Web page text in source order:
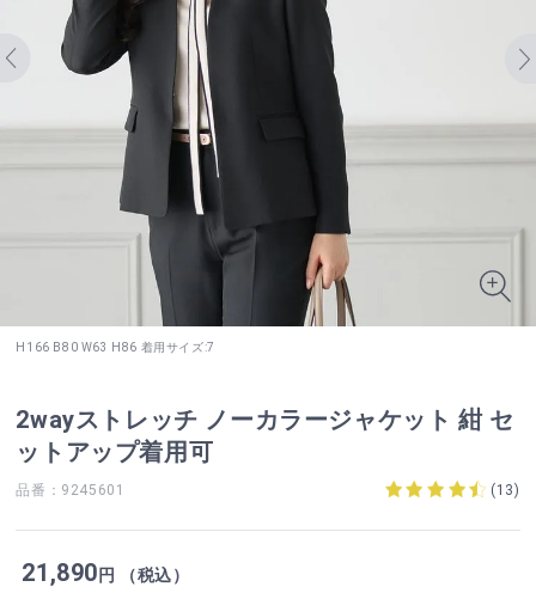
H166 B80 W63 H86 着用サイズ:7
2wayストレッチ ノーカラージャケット 紺 セ
ットアップ着用可
品番：9245601 (13)
21,890円 （税込）